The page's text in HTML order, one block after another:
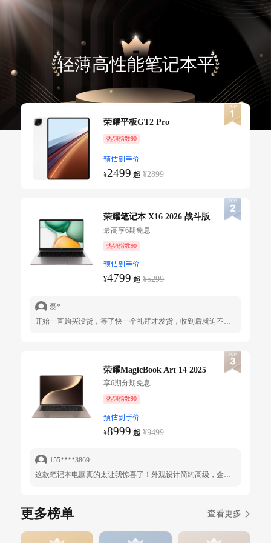
轻薄高性能笔记本平
板
荣耀平板GT2 Pro
热销指数90
预估到手价
¥2499 起 ¥2899
荣耀笔记本 X16 2026 战斗版
最高享6期免息
热销指数90
预估到手价
¥4799 起 ¥5299
磊*
开始一直购买没货，等了快一个礼拜才发货，收到后就迫不及待的打开包装验货开机，不错反应挺快的，用过一段时间后再说吧
荣耀MagicBook Art 14 2025
享6期分期免息
热销指数90
预估到手价
¥8999 起 ¥9499
155****3869
这款笔记本电脑真的太让我惊喜了！外观设计简约高级，金属机身质感十足，重量轻巧，日常通勤、出差携带毫无负担。性能更是强悍，搭载的处理器运行流畅，多任务处理轻松应对，无论是处理复杂文档、剪辑视频，还是运行大型软件都毫无压力，完全满足了我的工作和娱乐需求。屏幕显示色彩鲜艳、清晰细腻，看电影、修图视觉体验超棒。续航能力也很给力，满电状态下可以支撑我一整天的工作，再也不用担心电量焦虑。散热表现出色，长时间使用也不会发烫。细节设计贴心，键盘手感舒适，打字回弹有力，还有丰富的接口，使用起来特别方便。
更多榜单 查看更多